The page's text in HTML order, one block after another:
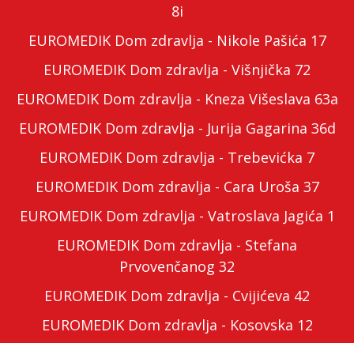
8i
EUROMEDIK Dom zdravlja - Nikole Pašića 17
EUROMEDIK Dom zdravlja - Višnjička 72
EUROMEDIK Dom zdravlja - Kneza Višeslava 63a
EUROMEDIK Dom zdravlja - Jurija Gagarina 36d
EUROMEDIK Dom zdravlja - Trebevićka 7
EUROMEDIK Dom zdravlja - Cara Uroša 37
EUROMEDIK Dom zdravlja - Vatroslava Jagića 1
EUROMEDIK Dom zdravlja - Stefana
Prvovenčanog 32
EUROMEDIK Dom zdravlja - Cvijićeva 42
EUROMEDIK Dom zdravlja - Kosovska 12